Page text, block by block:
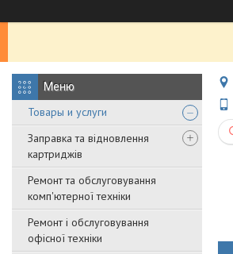
Товары и услуги
Заправка та відновлення
картриджів
Ремонт та обслуговування
комп'ютерної техніки
Ремонт і обслуговування
офісної техніки